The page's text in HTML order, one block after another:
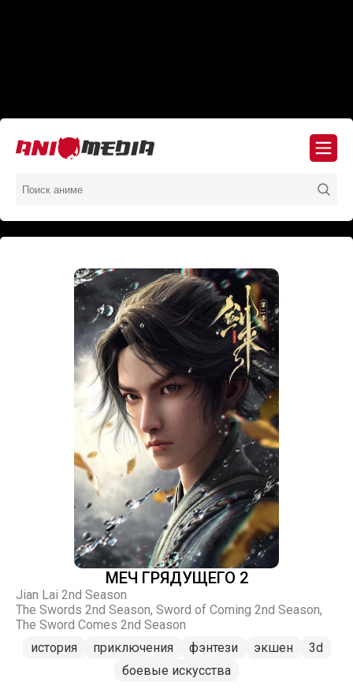
МЕЧ ГРЯДУЩЕГО 2
Jian Lai 2nd Season
The Swords 2nd Season, Sword of Coming 2nd Season,
The Sword Comes 2nd Season
история
приключения фэнтези экшен
3d
боевые искусства